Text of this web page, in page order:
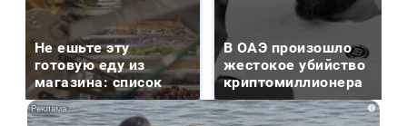
Не ешьте эту
готовую еду из
магазина: список
В ОАЭ произошло
жестокое убийство
криптомиллионера
i